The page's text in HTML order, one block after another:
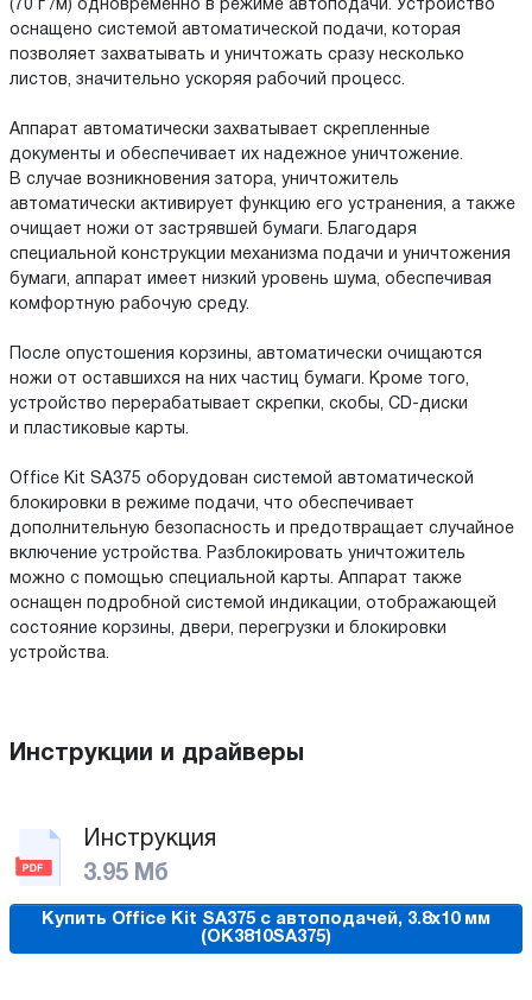
(70 г /м) одновременно в режиме автоподачи. Устройство
оснащено системой автоматической подачи, которая
позволяет захватывать и уничтожать сразу несколько
листов, значительно ускоряя рабочий процесс.
Аппарат автоматически захватывает скрепленные
документы и обеспечивает их надежное уничтожение.
В случае возникновения затора, уничтожитель
автоматически активирует функцию его устранения, а также
очищает ножи от застрявшей бумаги. Благодаря
специальной конструкции механизма подачи и уничтожения
бумаги, аппарат имеет низкий уровень шума, обеспечивая
комфортную рабочую среду.
После опустошения корзины, автоматически очищаются
ножи от оставшихся на них частиц бумаги. Кроме того,
устройство перерабатывает скрепки, скобы, CD-диски
и пластиковые карты.
Office Kit SA375 оборудован системой автоматической
блокировки в режиме подачи, что обеспечивает
дополнительную безопасность и предотвращает случайное
включение устройства. Разблокировать уничтожитель
можно с помощью специальной карты. Аппарат также
оснащен подробной системой индикации, отображающей
состояние корзины, двери, перегрузки и блокировки
устройства.
Инструкции и драйверы
Инструкция
3.95 Мб
Купить Office Kit SA375 с автоподачей, 3.8x10 мм
(OK3810SA375)